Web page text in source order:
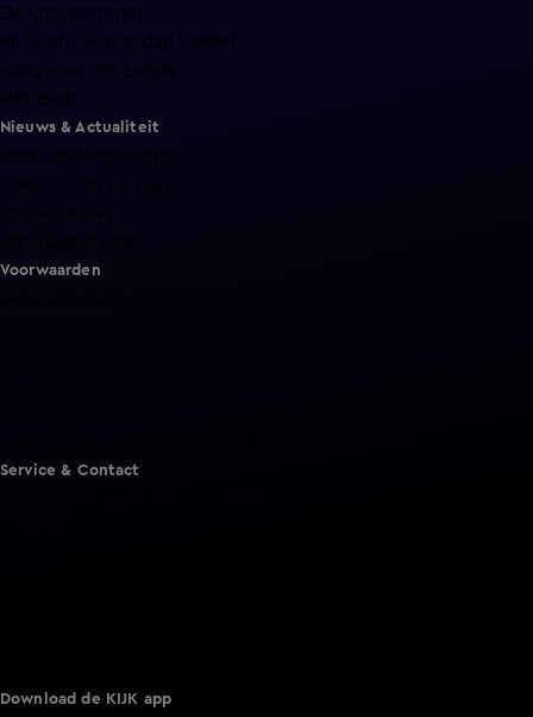
De Oranjezomer
Mi Dushi: wat is dan liefde?
Nieuws & Actualiteit
Voorwaarden
Service & Contact
Download de KIJK app